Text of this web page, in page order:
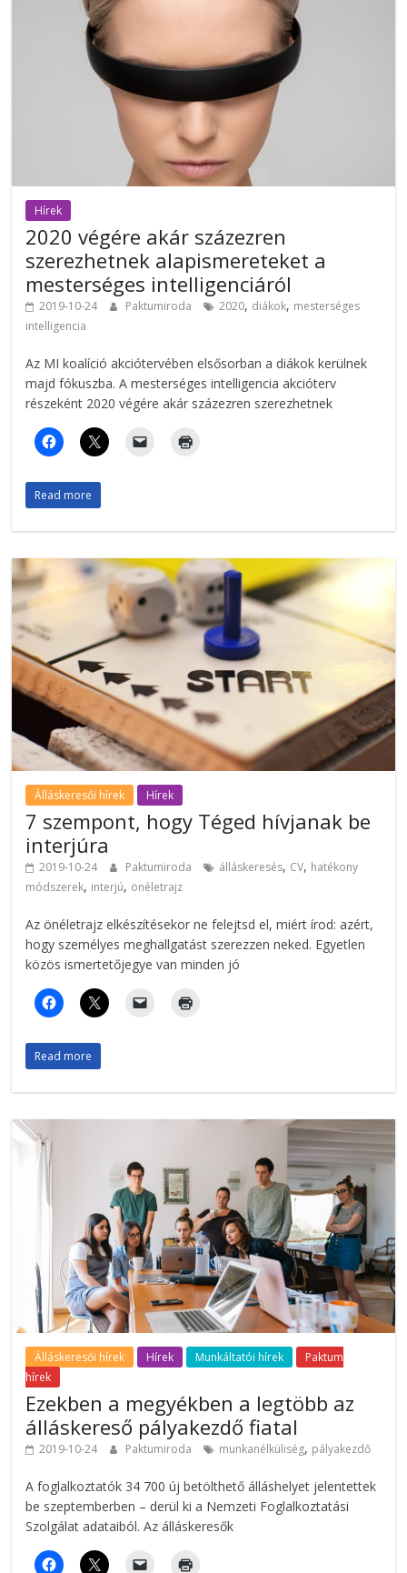
Hírek
2020 végére akár százezren
szerezhetnek alapismereteket a
mesterséges intelligenciáról
2019-10-24 Paktumiroda 2020, diákok, mesterséges
intelligencia
Az MI koalíció akciótervében elsősorban a diákok kerülnek
majd fókuszba. A mesterséges intelligencia akcióterv
részeként 2020 végére akár százezren szerezhetnek
Read more
Álláskeresői hírek Hírek
7 szempont, hogy Téged hívjanak be
interjúra
2019-10-24 Paktumiroda álláskeresés, CV, hatékony
módszerek, interjú, önéletrajz
Az önéletrajz elkészítésekor ne felejtsd el, miért írod: azért,
hogy személyes meghallgatást szerezzen neked. Egyetlen
közös ismertetőjegye van minden jó
Read more
Álláskeresői hírek Hírek Munkáltatói hírek
Paktum
hírek
Ezekben a megyékben a legtöbb az
álláskereső pályakezdő fiatal
2019-10-24 Paktumiroda munkanélküliség, pályakezdő
A foglalkoztatók 34 700 új betölthető álláshelyet jelentettek
be szeptemberben – derül ki a Nemzeti Foglalkoztatási
Szolgálat adataiból. Az álláskeresők